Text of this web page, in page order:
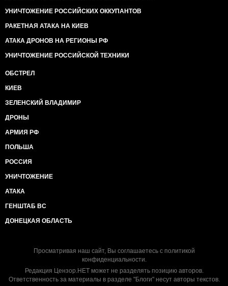
УНИЧТОЖЕНИЕ РОССИЙСКИХ ОККУПАНТОВ
РАКЕТНАЯ АТАКА НА КИЕВ
АТАКА ДРОНОВ НА РЕГИОНЫ РФ
УНИЧТОЖЕНИЕ РОССИЙСКОЙ ТЕХНИКИ
ОБСТРЕЛ
КИЕВ
ЗЕЛЕНСКИЙ ВЛАДИМИР
ДРОНЫ
АРМИЯ РФ
ПОЛЬША
РОССИЯ
УНИЧТОЖЕНИЕ
АТАКА
ГЕНШТАБ ВС
ДОНЕЦКАЯ ОБЛАСТЬ
Просматривая наш сайт, Вы соглашаетесь с политикой
конфиденциальности.
Редакция Цензор.НЕТ может не разделять позицию авторов.
Ответственность за материалы в разделе "Блоги" несут авторы текстов.